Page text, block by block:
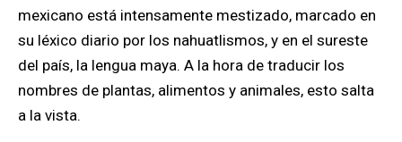
mexicano está intensamente mestizado, marcado en
su léxico diario por los nahuatlismos, y en el sureste
del país, la lengua maya. A la hora de traducir los
nombres de plantas, alimentos y animales, esto salta
a la vista.